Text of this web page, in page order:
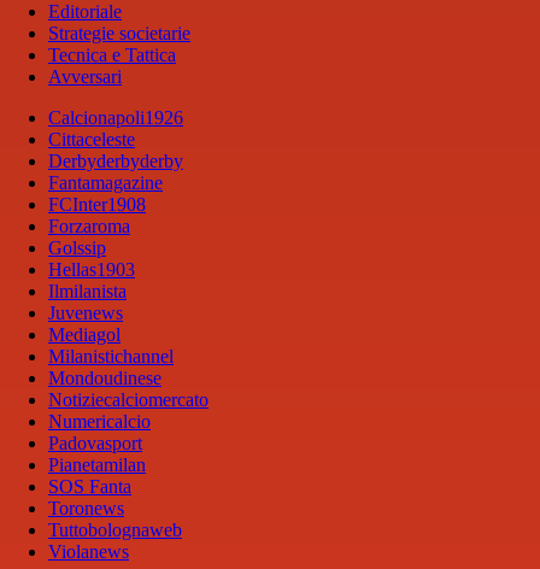
Editoriale
Strategie societarie
Tecnica e Tattica
Avversari
Calcionapoli1926
Cittaceleste
Derbyderbyderby
Fantamagazine
FCInter1908
Forzaroma
Golssip
Hellas1903
Ilmilanista
Juvenews
Mediagol
Milanistichannel
Mondoudinese
Notiziecalciomercato
Numericalcio
Padovasport
Pianetamilan
SOS Fanta
Toronews
Tuttobolognaweb
Violanews